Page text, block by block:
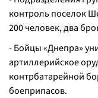
контроль поселок
200 человек, два
- Бойцы «Днепра»
артиллерийское
контрбатарейной
боеприпасов.